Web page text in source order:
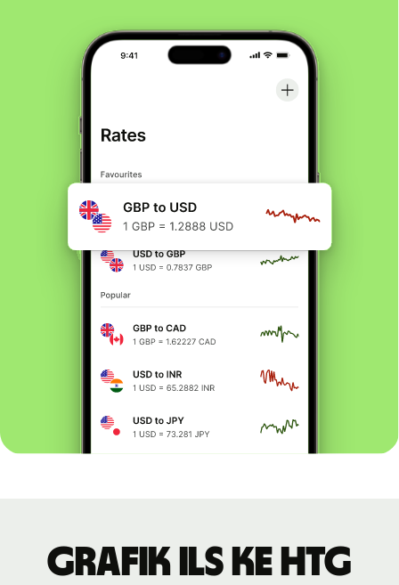
Grafik ILS ke HTG